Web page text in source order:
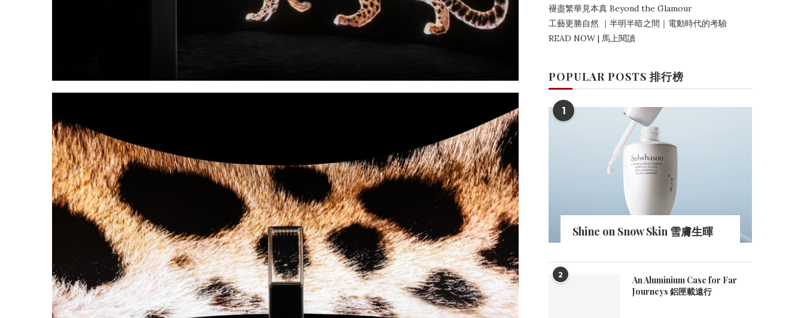
褪盡繁華見本真 Beyond the Glamour
工藝更勝自然 ｜ 半明半暗之間 ｜電動時代的考驗
READ NOW | 馬上閱讀
POPULAR POSTS 排行榜
1
Shine on Snow Skin 雪膚生暉
2
An Aluminium Case for Far
Journeys 鋁匣載遠行